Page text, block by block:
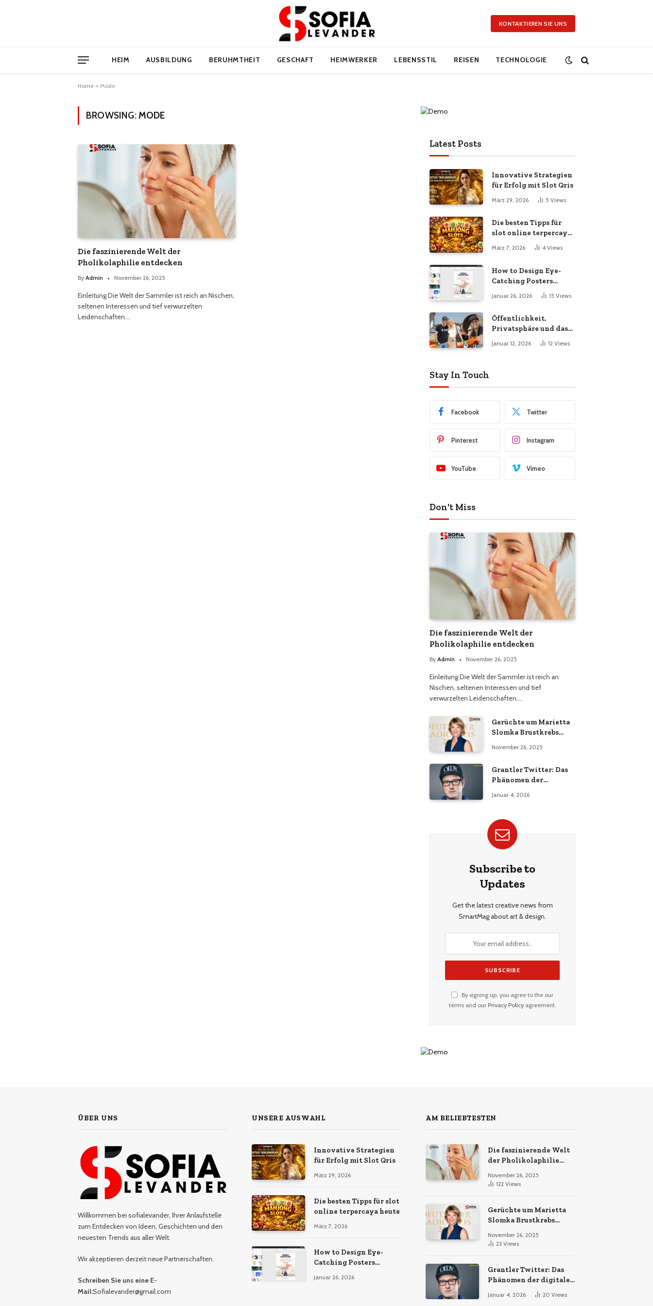
KONTAKTIEREN SIE UNS
HEIM AUSBILDUNG BERUHMTHEIT GESCHAFT HEIMWERKER LEBENSSTIL REISEN TECHNOLOGIE
Home » Mode
BROWSING: MODE
Die faszinierende Welt der
Pholikolaphilie entdecken
By Admin November 26, 2025
Einleitung Die Welt der Sammler ist reich an Nischen,
seltenen Interessen und tief verwurzelten
Leidenschaften.…
Latest Posts
Innovative Strategien
für Erfolg mit Slot Qris
März 29, 2026 5 Views
Die besten Tipps für
slot online terpercaya
März 7, 2026 4 Views
How to Design Eye-
Catching Posters
Without Hiring a
Designer
Januar 26, 2026 15 Views
Öffentlichkeit,
Privatsphäre und das
Thema jp performance
freundin
Januar 12, 2026 12 Views
Stay In Touch
Facebook Twitter
Pinterest Instagram
YouTube Vimeo
Don't Miss
Die faszinierende Welt der
Pholikolaphilie entdecken
By Admin November 26, 2025
Einleitung Die Welt der Sammler ist reich an
Nischen, seltenen Interessen und tief
verwurzelten Leidenschaften.…
Gerüchte um Marietta
Slomka Brustkrebs
November 26, 2025
Grantler Twitter: Das
Phänomen der
Januar 4, 2026
Subscribe to
Updates
Get the latest creative news from
SmartMag about art & design.
By signing up, you agree to the our
terms and our Privacy Policyagreement.
ÜBER UNS
Willkommen bei sofialevander, Ihrer Anlaufstelle
zum Entdecken von Ideen, Geschichten und den
neuesten Trends aus aller Welt.
Wir akzeptieren derzeit neue Partnerschaften.
Schreiben Sie uns eine E-
Mail:Sofialevander@gmail.com
UNSERE AUSWAHL
Innovative Strategien
für Erfolg mit Slot Qris
März 29, 2026
Die besten Tipps für slot
online terpercaya heute
März 7, 2026
How to Design Eye-
Catching Posters
Designer
Januar 26, 2026
AM BELIEBTESTEN
Die faszinierende Welt
der Pholikolaphilie
November 26, 2025
122 Views
Gerüchte um Marietta
Slomka Brustkrebs
November 26, 2025
23 Views
Grantler Twitter: Das
Phänomen der digitalen
Januar 4, 2026 20 Views